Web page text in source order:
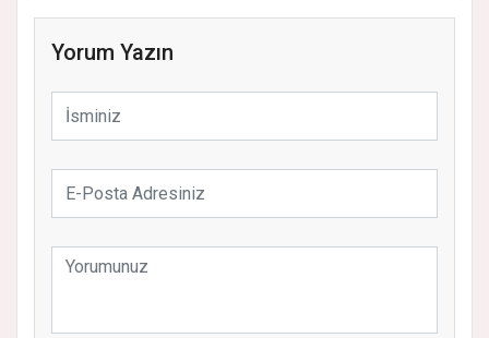
Yorum Yazın